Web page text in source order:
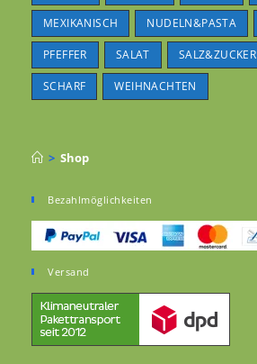
MEXIKANISCH NUDELN&PASTA
PFEFFER SALAT SALZ&ZUCKER
SCHARF WEIHNACHTEN
> Shop
Bezahlmöglichkeiten
Versand